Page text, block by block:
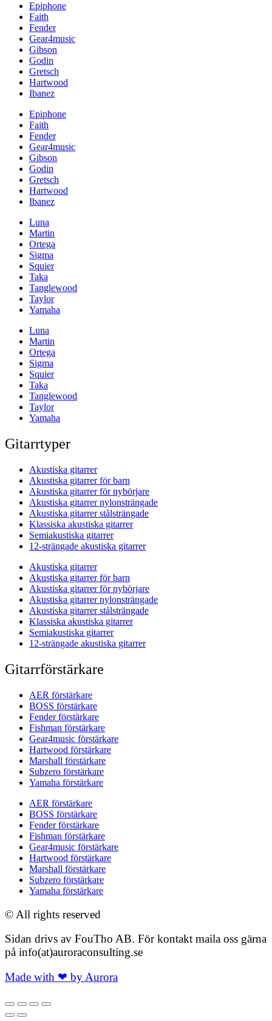
Epiphone
Faith
Fender
Gear4music
Gibson
Godin
Gretsch
Hartwood
Ibanez
Epiphone
Faith
Fender
Gear4music
Gibson
Godin
Gretsch
Hartwood
Ibanez
Luna
Martin
Ortega
Sigma
Squier
Taka
Tanglewood
Taylor
Yamaha
Luna
Martin
Ortega
Sigma
Squier
Taka
Tanglewood
Taylor
Yamaha
Gitarrtyper
Akustiska gitarrer
Akustiska gitarrer för barn
Akustiska gitarrer för nybörjare
Akustiska gitarrer nylonsträngade
Akustiska gitarrer stålsträngade
Klassiska akustiska gitarrer
Semiakustiska gitarrer
12-strängade akustiska gitarrer
Akustiska gitarrer
Akustiska gitarrer för barn
Akustiska gitarrer för nybörjare
Akustiska gitarrer nylonsträngade
Akustiska gitarrer stålsträngade
Klassiska akustiska gitarrer
Semiakustiska gitarrer
12-strängade akustiska gitarrer
Gitarrförstärkare
AER förstärkare
BOSS förstärkare
Fender förstärkare
Fishman förstärkare
Gear4music förstärkare
Hartwood förstärkare
Marshall förstärkare
Subzero förstärkare
Yamaha förstärkare
AER förstärkare
BOSS förstärkare
Fender förstärkare
Fishman förstärkare
Gear4music förstärkare
Hartwood förstärkare
Marshall förstärkare
Subzero förstärkare
Yamaha förstärkare
© All rights reserved
Sidan drivs av FouTho AB. För kontakt maila oss gärna
på info(at)auroraconsulting.se
Made with ❤ by Aurora